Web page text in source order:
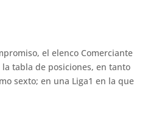
el elenco Comerciante
tabla de posiciones, en tanto
sexto; en una Liga1 en la que